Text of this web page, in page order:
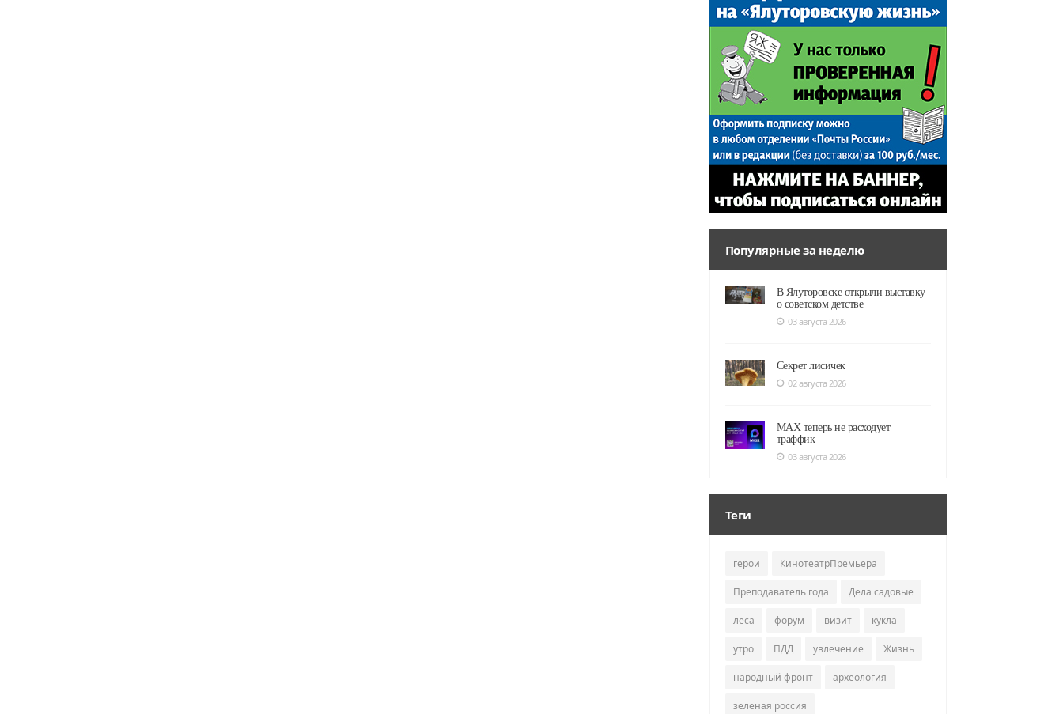
Популярные за неделю
В Ялуторовске открыли выставку
о советском детстве
03 августа 2026
Секрет лисичек
02 августа 2026
MAX теперь не расходует
траффик
03 августа 2026
Теги
герои КинотеатрПремьера
Преподаватель года Дела садовые
леса форум визит кукла
утро ПДД увлечение Жизнь
народный фронт археология
зеленая россия